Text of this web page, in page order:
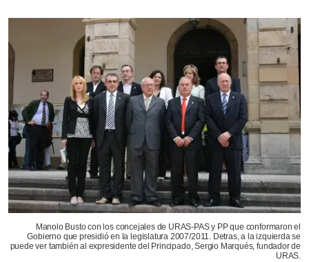
Manolo Busto con los concejales de URAS-PAS y PP que conformaron el
Gobierno que presidió en la legislatura 2007/2011. Detras, a la izquierda se
puede ver también al expresidente del Principado, Sergio Marqués, fundador de
URAS.